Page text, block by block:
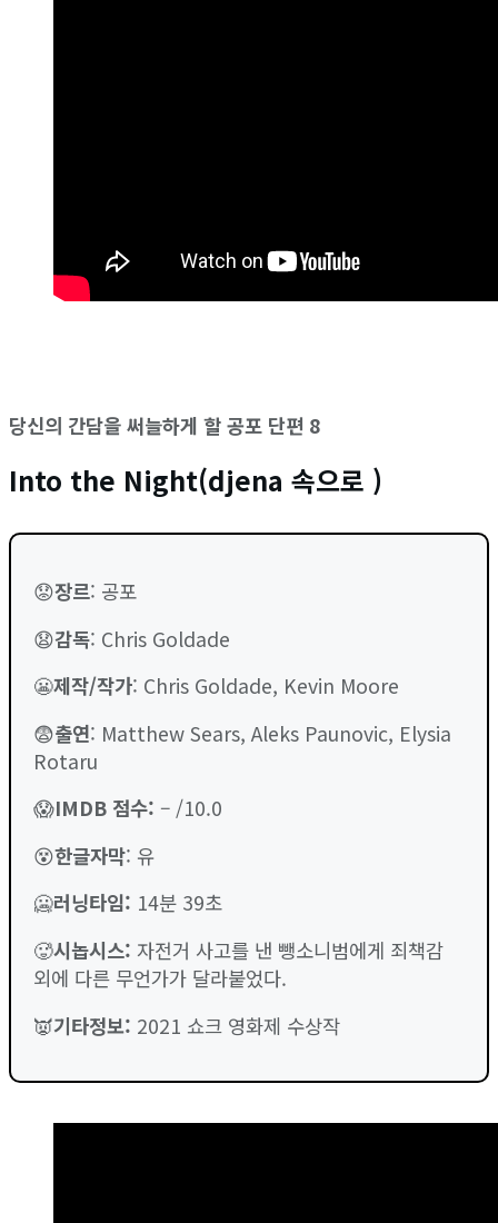
당신의 간담을 써늘하게 할 공포 단편 8
Into the Night(djena 속으로 )
😟장르: 공포
😧감독: Chris Goldade
😬제작/작가: Chris Goldade, Kevin Moore
😨출연: Matthew Sears, Aleks Paunovic, Elysia
Rotaru
😱IMDB 점수: – /10.0
😵한글자막: 유
🥶러닝타임: 14분 39초
🥵시놉시스: 자전거 사고를 낸 뺑소니범에게 죄책감
외에 다른 무언가가 달라붙었다.
👿기타정보: 2021 쇼크 영화제 수상작